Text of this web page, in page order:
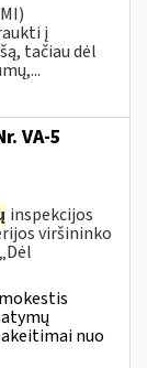
į
tačiau dėl
VA-5
inspekcijos
viršininko
nuo